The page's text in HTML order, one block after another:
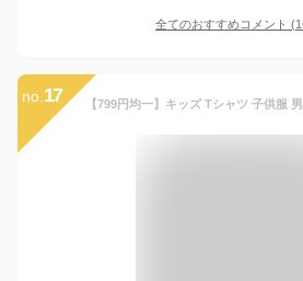
全てのおすすめコメント (1
no. 17